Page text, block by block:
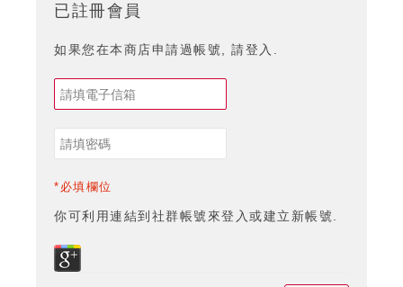
已註冊會員
如果您在本商店申請過帳號, 請登入.
*必填欄位
你可利用連結到社群帳號來登入或建立新帳號.